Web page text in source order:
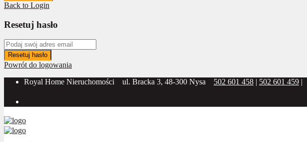
Back to Login
Resetuj hasło
Resetuj hasło
Powrót do logowania
Royal Home Nieruchomości
ul. Bracka 3, 48-300 Nysa 502 601 458 | 502 601 459 |